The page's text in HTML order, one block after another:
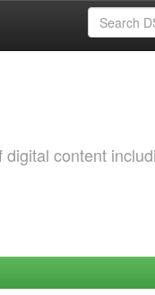
content